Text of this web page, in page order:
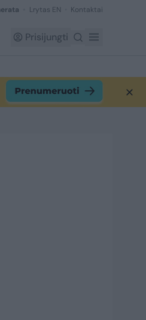
Lrytas EN Kontaktai
Prisijungti